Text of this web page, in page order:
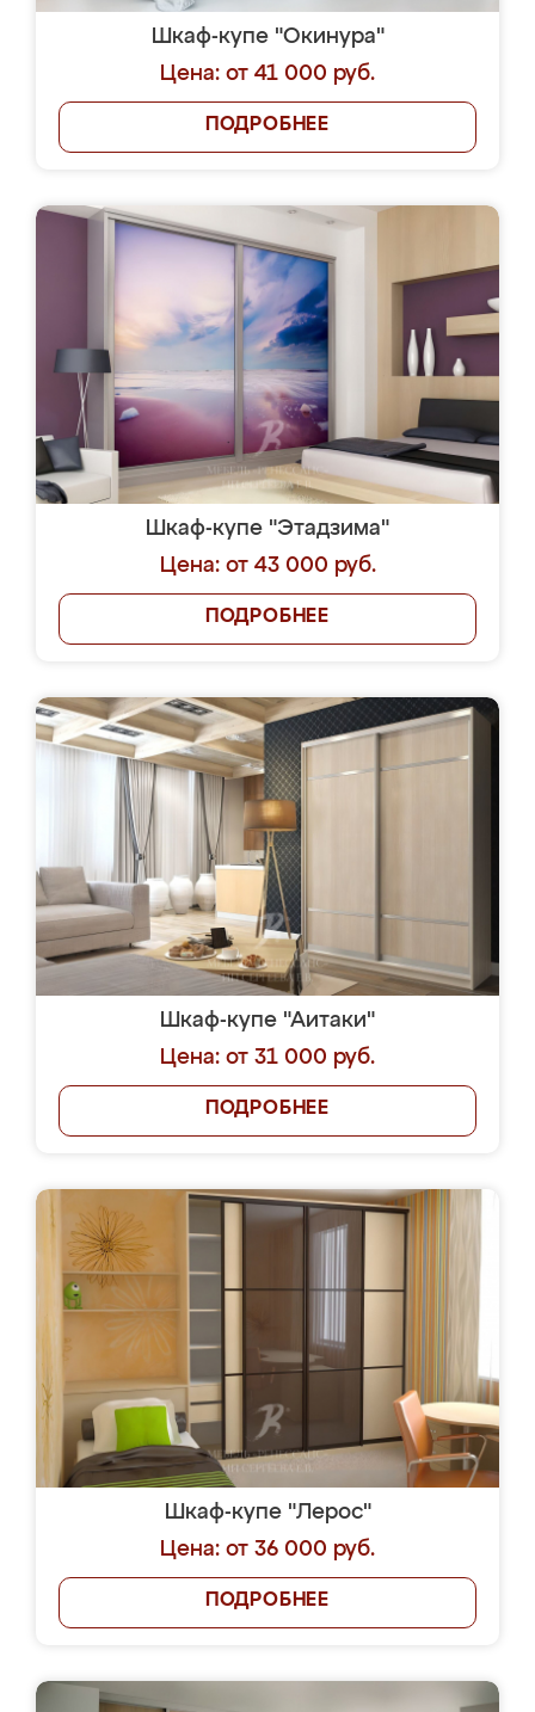
Шкаф-купе "Окинура"
Цена: от 41 000 руб.
ПОДРОБНЕЕ
Шкаф-купе "Этадзима"
Цена: от 43 000 руб.
ПОДРОБНЕЕ
Шкаф-купе "Аитаки"
Цена: от 31 000 руб.
ПОДРОБНЕЕ
Шкаф-купе "Лерос"
Цена: от 36 000 руб.
ПОДРОБНЕЕ